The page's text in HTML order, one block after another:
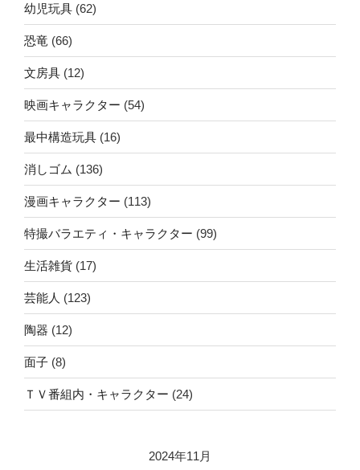
幼児玩具 (62)
恐竜 (66)
文房具 (12)
映画キャラクター (54)
最中構造玩具 (16)
消しゴム (136)
漫画キャラクター (113)
特撮バラエティ・キャラクター (99)
生活雑貨 (17)
芸能人 (123)
陶器 (12)
面子 (8)
ＴＶ番組内・キャラクター (24)
2024年11月